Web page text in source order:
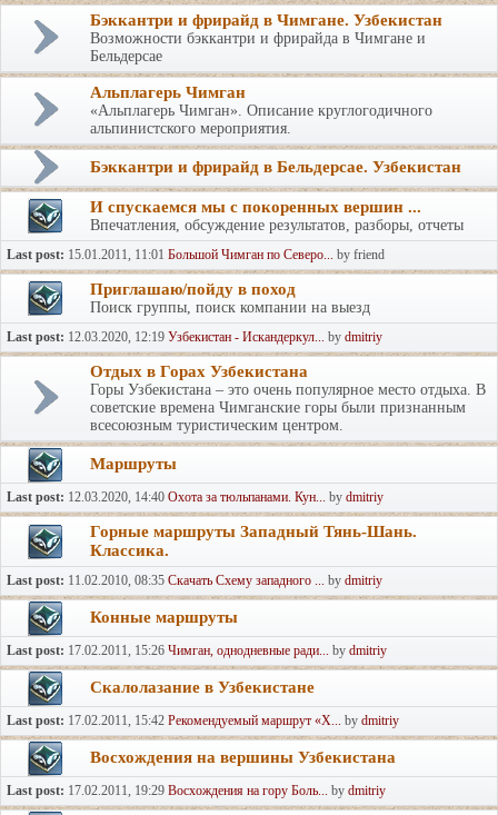
Бэккантри и фрирайд в Чимгане. Узбекистан
Возможности бэккантри и фрирайда в Чимгане и
Бельдерсае
Альплагерь Чимган
«Альплагерь Чимган». Описание круглогодичного
альпинистского мероприятия.
Бэккантри и фрирайд в Бельдерсае. Узбекистан
И спускаемся мы с покоренных вершин ...
Впечатления, обсуждение результатов, разборы, отчеты
Last post: 15.01.2011, 11:01 Большой Чимган по Северо... by friend
Приглашаю/пойду в поход
Поиск группы, поиск компании на выезд
Last post: 12.03.2020, 12:19 Узбекистан - Искандеркул... by dmitriy
Отдых в Горах Узбекистана
Горы Узбекистана – это очень популярное место отдыха. В
советские времена Чимганские горы были признанным
всесоюзным туристическим центром.
Маршруты
Last post: 12.03.2020, 14:40 Охота за тюльпанами. Кун... by dmitriy
Горные маршруты Западный Тянь-Шань.
Классика.
Last post: 11.02.2010, 08:35 Скачать Схему западного ... by dmitriy
Конные маршруты
Last post: 17.02.2011, 15:26 Чимган, однодневные ради... by dmitriy
Скалолазание в Узбекистане
Last post: 17.02.2011, 15:42 Рекомендуемый маршрут «Х... by dmitriy
Восхождения на вершины Узбекистана
Last post: 17.02.2011, 19:29 Восхождения на гору Боль... by dmitriy